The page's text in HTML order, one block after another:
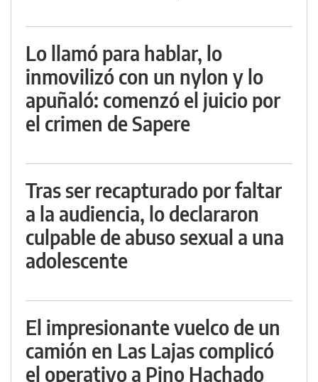
Lo llamó para hablar, lo
inmovilizó con un nylon y lo
apuñaló: comenzó el juicio por
el crimen de Sapere
Tras ser recapturado por faltar
a la audiencia, lo declararon
culpable de abuso sexual a una
adolescente
El impresionante vuelco de un
camión en Las Lajas complicó
el operativo a Pino Hachado